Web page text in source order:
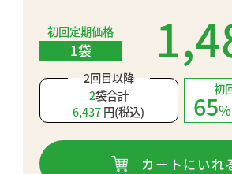
初回定期価格
1袋
2回目以降
2袋合計
6,437円(税込)
初
65
カートにいれ